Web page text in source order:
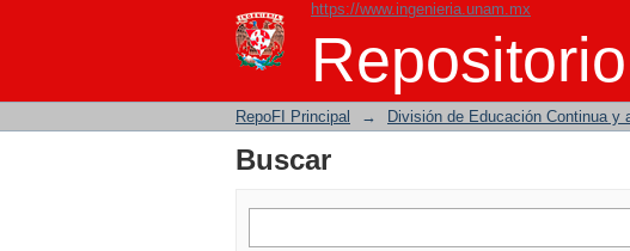
https://www.ingenieria.unam.mx
Buscar
RepoFI Principal → División de Educación Continua y
Buscar